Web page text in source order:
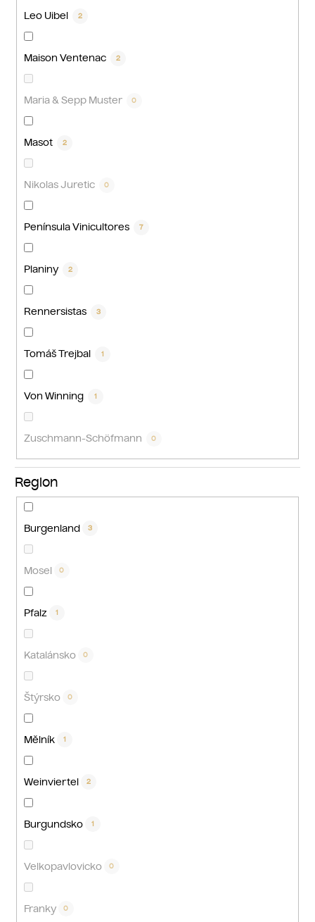
Leo Uibel 2
Maison Ventenac 2
Maria & Sepp Muster 0
Masot 2
Nikolas Juretic 0
Península Vinicultores 7
Planiny 2
Rennersistas 3
Tomáš Trejbal 1
Von Winning 1
Zuschmann-Schöfmann 0
Region
Burgenland 3
Mosel 0
Pfalz 1
Katalánsko 0
Štýrsko 0
Mělník 1
Weinviertel 2
Burgundsko 1
Velkopavlovicko 0
Franky 0